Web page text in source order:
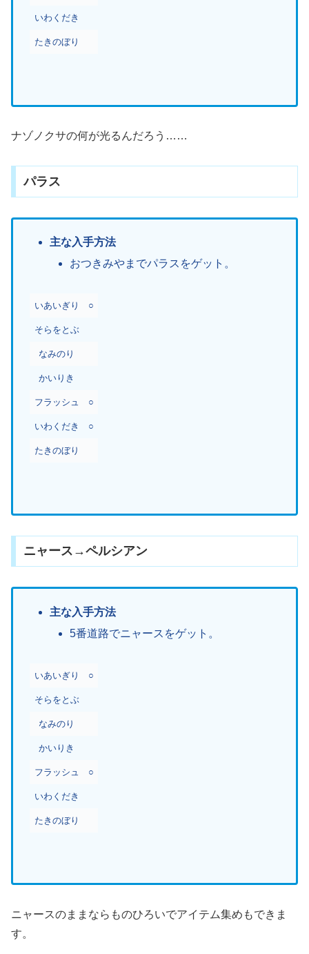
いわくだき
たきのぼり
ナゾノクサの何が光るんだろう……
パラス
主な入手方法
おつきみやまでパラスをゲット。
いあいぎり ○
そらをとぶ
なみのり
かいりき
フラッシュ ○
いわくだき ○
たきのぼり
ニャース→ペルシアン
主な入手方法
5番道路でニャースをゲット。
いあいぎり ○
そらをとぶ
なみのり
かいりき
フラッシュ ○
いわくだき
たきのぼり
ニャースのままならものひろいでアイテム集めもできま
す。